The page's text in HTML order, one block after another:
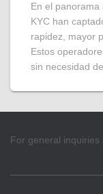
En el panorama
KYC han
rapidez, mayor
Estos
sin necesidad de
For general inquiries